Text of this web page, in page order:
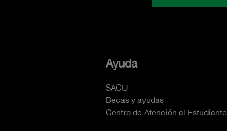
Ayuda
SACU
Becas y ayudas
Centro de Atención al Estudiante